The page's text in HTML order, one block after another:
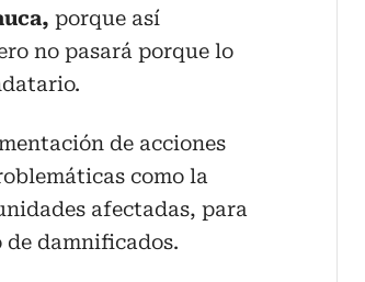
porque así
no pasará porque lo
de acciones
como la
afectadas, para
de damnificados.